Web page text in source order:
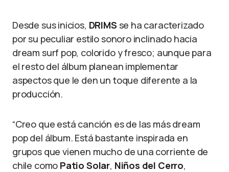
Desde sus inicios, DRIMS se ha caracterizado
por su peculiar estilo sonoro inclinado hacia
dream surf pop, colorido y fresco; aunque para
el resto del álbum planean implementar
aspectos que le den un toque diferente a la
producción.
“Creo que está canción es de las más dream
pop del álbum. Está bastante inspirada en
grupos que vienen mucho de una corriente de
chile como Patio Solar, Niños del Cerro,